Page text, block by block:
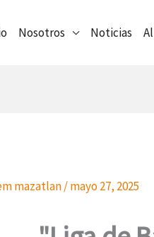
Nosotros Noticias
mazatlan/mayo 27, 2025